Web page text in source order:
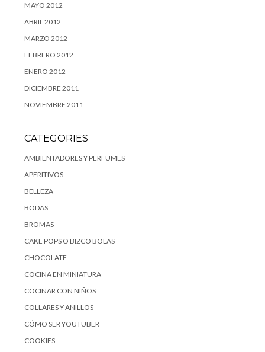
MAYO 2012
ABRIL 2012
MARZO 2012
FEBRERO 2012
ENERO 2012
DICIEMBRE 2011
NOVIEMBRE 2011
CATEGORIES
AMBIENTADORES Y PERFUMES
APERITIVOS
BELLEZA
BODAS
BROMAS
CAKE POPS O BIZCO BOLAS
CHOCOLATE
COCINA EN MINIATURA
COCINAR CON NIÑOS
COLLARES Y ANILLOS
CÓMO SER YOUTUBER
COOKIES